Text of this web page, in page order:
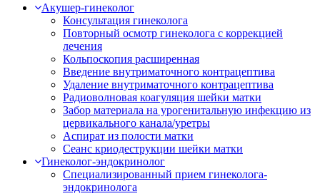
Акушер-гинеколог
Консультация гинеколога
Повторный осмотр гинеколога с коррекцией
лечения
Кольпоскопия расширенная
Введение внутриматочного контрацептива
Удаление внутриматочного контрацептива
Радиоволновая коагуляция шейки матки
Забор материала на урогенитальную инфекцию из
цервикального канала/уретры
Аспират из полости матки
Сеанс криодеструкции шейки матки
Гинеколог-эндокринолог
Специализированный прием гинеколога-
эндокринолога